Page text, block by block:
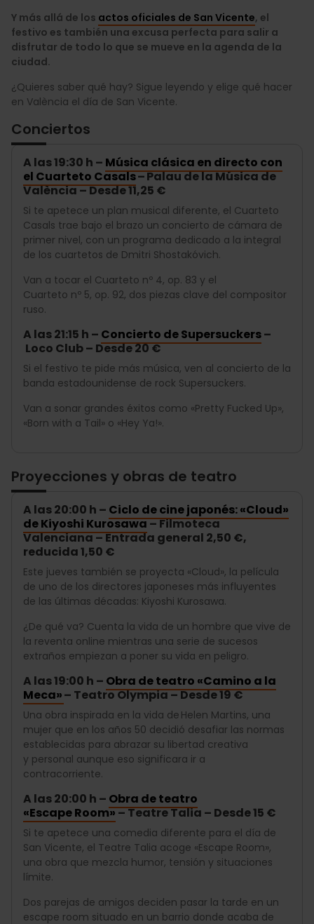
Y más allá de los actos oficiales de San Vicente, el
festivo es también una excusa perfecta para salir a
disfrutar de todo lo que se mueve en la agenda de la
ciudad.
¿Quieres saber qué hay? Sigue leyendo y elige qué hacer
en València el día de San Vicente.
Conciertos
A las 19:30 h – Música clásica en directo con
el Cuarteto Casals– Palau de la Música de
València – Desde 11,25 €
Si te apetece un plan musical diferente, el Cuarteto
Casals trae bajo el brazo un concierto de cámara de
primer nivel, con un programa dedicado a la integral
de los cuartetos de Dmitri Shostakóvich.
Van a tocar el Cuarteto nº 4, op. 83 y el
Cuarteto nº 5, op. 92, dos piezas clave del compositor
ruso.
A las 21:15 h – Concierto de Supersuckers–
Loco Club – Desde 20 €
Si el festivo te pide más música, ven al concierto de la
banda estadounidense de rock Supersuckers.
Van a sonar grandes éxitos como «Pretty Fucked Up»,
«Born with a Tail» o «Hey Ya!».
Proyecciones y obras de teatro
A las 20:00 h – Ciclo de cine japonés: «Cloud»
de Kiyoshi Kurosawa– Filmoteca
Valenciana – Entrada general 2,50 €,
reducida 1,50 €
Este jueves también se proyecta «Cloud», la película
de uno de los directores japoneses más influyentes
de las últimas décadas: Kiyoshi Kurosawa.
¿De qué va? Cuenta la vida de un hombre que vive de
la reventa online mientras una serie de sucesos
extraños empiezan a poner su vida en peligro.
A las 19:00 h – Obra de teatro «Camino a la
Meca»– Teatro Olympia – Desde 19 €
Una obra inspirada en la vida de Helen Martins, una
mujer que en los años 50 decidió desafiar las normas
establecidas para abrazar su libertad creativa
y personal aunque eso significara ir a
contracorriente.
A las 20:00 h – Obra de teatro
«Escape Room»– Teatre Talia – Desde 15 €
Si te apetece una comedia diferente para el día de
San Vicente, el Teatre Talia acoge «Escape Room»,
una obra que mezcla humor, tensión y situaciones
límite.
Dos parejas de amigos deciden pasar la tarde en un
escape room situado en un barrio donde acaba de